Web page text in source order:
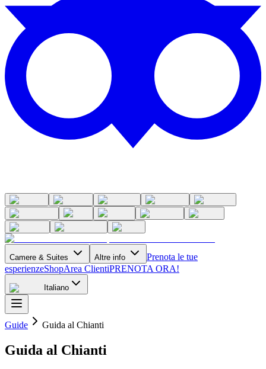
Camere & Suites Altre info
Prenota le tue
esperienzeShopArea ClientiPRENOTA ORA!
Italiano
Guide Guida al Chianti
Guida al Chianti